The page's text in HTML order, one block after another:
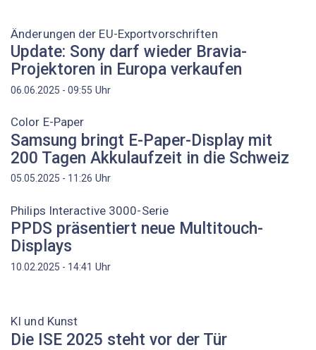
Änderungen der EU-Exportvorschriften
Update: Sony darf wieder Bravia-
Projektoren in Europa verkaufen
06.06.2025 - 09:55 Uhr
Color E-Paper
Samsung bringt E-Paper-Display mit
200 Tagen Akkulaufzeit in die Schweiz
05.05.2025 - 11:26 Uhr
Philips Interactive 3000-Serie
PPDS präsentiert neue Multitouch-
Displays
10.02.2025 - 14:41 Uhr
KI und Kunst
Die ISE 2025 steht vor der Tür